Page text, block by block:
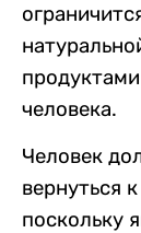
человека.
Человек
вернуться
поскольку